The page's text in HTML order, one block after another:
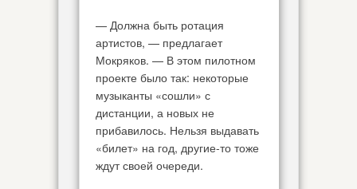
— Должна быть ротация
артистов, — предлагает
Мокряков. — В этом пилотном
проекте было так: некоторые
музыканты «сошли» с
дистанции, а новых не
прибавилось. Нельзя выдавать
«билет» на год, другие-то тоже
ждут своей очереди.